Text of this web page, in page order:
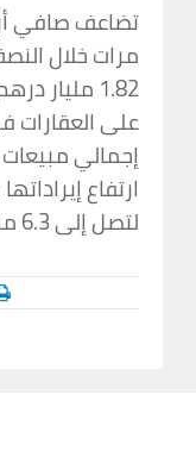
تضاعف صافي
1.82
على العقارات
لتصل إلى 6.3 مليار درهم.